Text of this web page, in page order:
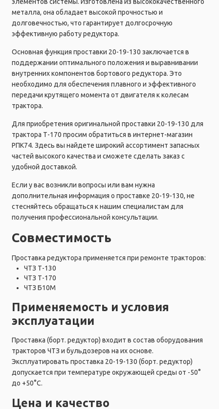
металла, она обладает высокой прочностью и
долговечностью, что гарантирует долгосрочную
эффективную работу редуктора.
Основная функция проставки 20-19-130 заключается в
поддержании оптимального положения и выравнивании
внутренних компонентов бортового редуктора. Это
необходимо для обеспечения плавного и эффективного
передачи крутящего момента от двигателя к колесам
трактора.
Для приобретения оригинальной проставки 20-19-130 для
трактора Т-170 просим обратиться в интернет-магазин
РПК74. Здесь вы найдете широкий ассортимент запасных
частей высокого качества и сможете сделать заказ с
удобной доставкой.
Если у вас возникли вопросы или вам нужна
дополнительная информация о проставке 20-19-130, не
стесняйтесь обращаться к нашим специалистам для
получения профессиональной консультации.
Совместимость
Проставка редуктора применяется при ремонте тракторов:
ЧТЗ Т-130
ЧТЗ Т-170
ЧТЗ Б10М
Применяемость и условия
эксплуатации
Проставка (борт. редуктор) входит в состав оборудования
тракторов ЧТЗ и бульдозеров на их основе.
Эксплуатировать проставка 20-19-130 (борт. редуктор)
допускается при температуре окружающей среды от -50°
до +50°C.
Цена и качество